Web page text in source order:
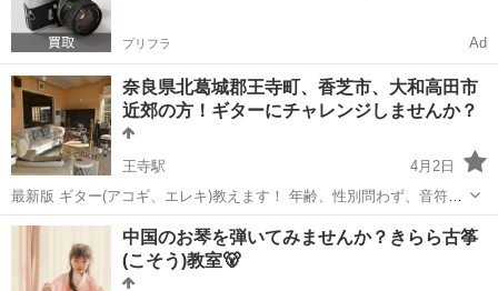
プリフラ Ad
奈良県北葛城郡王寺町、香芝市、大和高田市
近郊の方！ギターにチャレンジしませんか？
王寺駅
4月2日
最新版 ギター(アコギ、エレキ)教えます！ 年齢、性別問わず、音符読
めなくても大丈夫！ ヤマハリズムマシーンを活用。 効率的にレッス
ン、ギター上達お手伝いします！ ⚫️レッスン 月２回 (基本、隔週)
調...
奈良 北葛城郡 王寺駅 ギター カブトムシ
中国のお琴を弾いてみませんか？きらら古筝
(こそう)教室🐻